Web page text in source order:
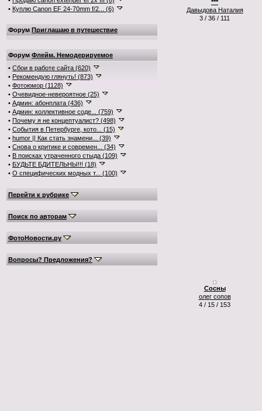
• Куплю Canon EF 24-70mm f/2... (6)
Форум Приглашаю в путешествие
Форум Флейм. Немодерируемое
• Сбои в работе сайта (620)
• Рекомендую глянуть! (873)
• Фотоюмор (1128)
• Очевидное-невероятное (25)
• Админ: абонплата (436)
• Админ: коллективное соде... (759)
• Почему я не концептуалист? (498)
• События в Петербурге, кото... (15)
• humor || Как стать знамени... (39)
• Снова о критике и современ... (34)
• В поисках утраченного стыда (109)
• БУДЬТЕ БДИТЕЛЬНЫ!!! (18)
• О специфических модных т... (100)
Перейти к рубрике
Поиск по авторам
ФотоНовости.ру
Вопросы? Предложения?
***
Давыдова Наталия
3 / 36 / 111
Сосны
олег сопов
4 / 15 / 153